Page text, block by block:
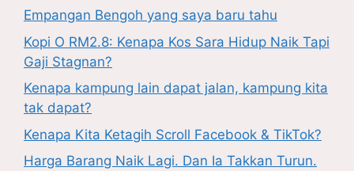
Empangan Bengoh yang saya baru tahu
Kopi O RM2.8: Kenapa Kos Sara Hidup Naik Tapi
Gaji Stagnan?
Kenapa kampung lain dapat jalan, kampung kita
tak dapat?
Kenapa Kita Ketagih Scroll Facebook & TikTok?
Harga Barang Naik Lagi. Dan Ia Takkan Turun.